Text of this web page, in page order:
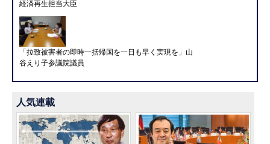
経済再生担当大臣
「拉致被害者の即時一括帰国を一日も早く実現を」山
谷えり子参議院議員
人気連載